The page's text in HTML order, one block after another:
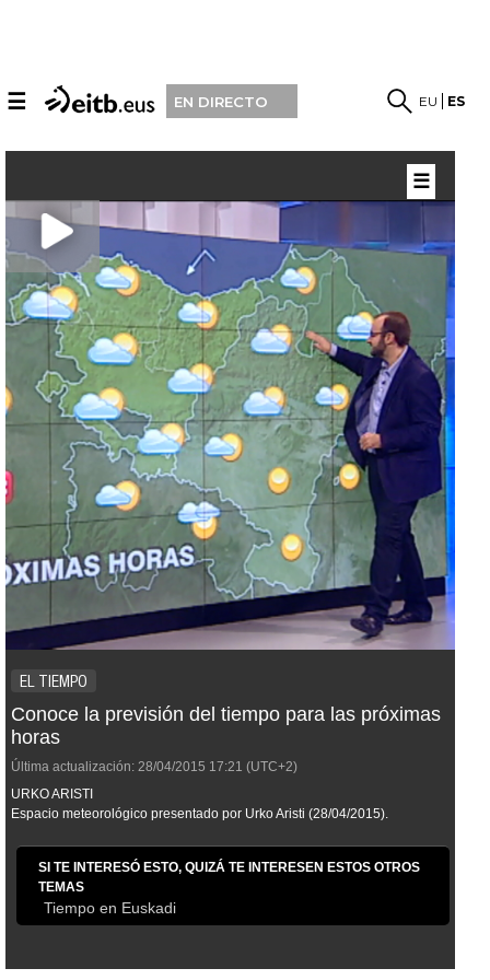
☰ EN DIRECTO EU ES
EL TIEMPO
Conoce la previsión del tiempo para las próximas
horas
Última actualización: 28/04/2015 17:21 (UTC+2)
URKO ARISTI
Espacio meteorológico presentado por Urko Aristi (28/04/2015).
SI TE INTERESÓ ESTO, QUIZÁ TE INTERESEN ESTOS OTROS
TEMAS
Tiempo en Euskadi
☰